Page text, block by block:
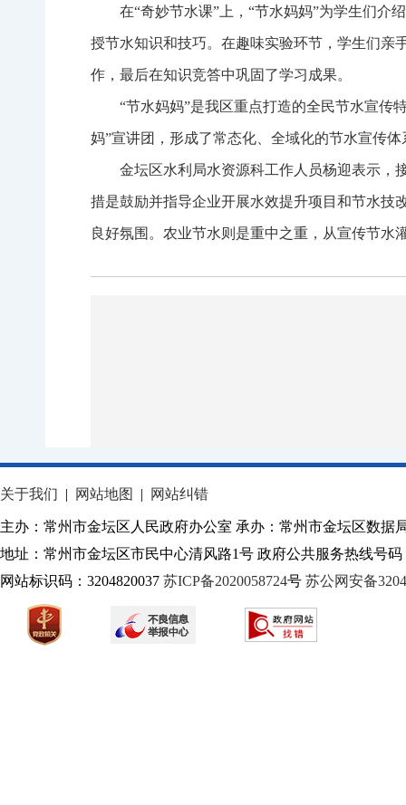
在“奇妙节水课”上，“节水妈妈”为学生们介
授节水知识和技巧。在趣味实验环节，学生们亲
作，最后在知识竞答中巩固了学习成果。
“节水妈妈”是我区重点打造的全民节水宣传
妈”宣讲团，形成了常态化、全域化的节水宣传
金坛区水利局水资源科工作人员杨迎表示，
措是鼓励并指导企业开展水效提升项目和节水技
良好氛围。农业节水则是重中之重，从宣传节
关于我们 | 网站地图 | 网站纠错
主办：常州市金坛区人民政府办公室 承办：常州市金坛区数据
地址：常州市金坛区市民中心清风路1号 政府公共服务热线号码
网站标识码：3204820037 苏ICP备2020058724号 苏公网安备